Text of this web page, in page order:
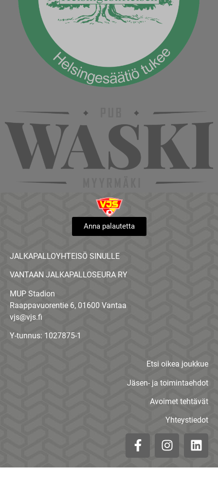
Anna palautetta
JALKAPALLOYHTEISÖ SINULLE
VANTAAN JALKAPALLOSEURA RY
MUP Stadion
Raappavuorentie 6, 01600 Vantaa
vjs@vjs.fi
Y-tunnus: 1027875-1
Etsi oikea joukkue
Jäsen- ja toimintaehdot
Avoimet tehtävät
Yhteystiedot